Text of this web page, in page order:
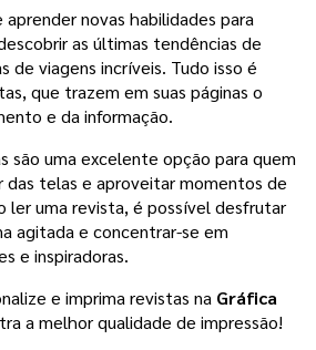
aprender novas habilidades para
as últimas tendências de
de viagens incríveis. Tudo isso é
que trazem em suas páginas o
e da informação.
são uma excelente opção para quem
das telas e aproveitar momentos de
ler uma revista, é possível desfrutar
agitada e concentrar-se em
e inspiradoras.
e imprima revistas na Gráfica
a melhor qualidade de impressão!